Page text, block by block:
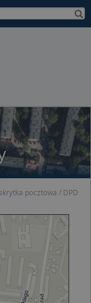
pocztowa
DPD